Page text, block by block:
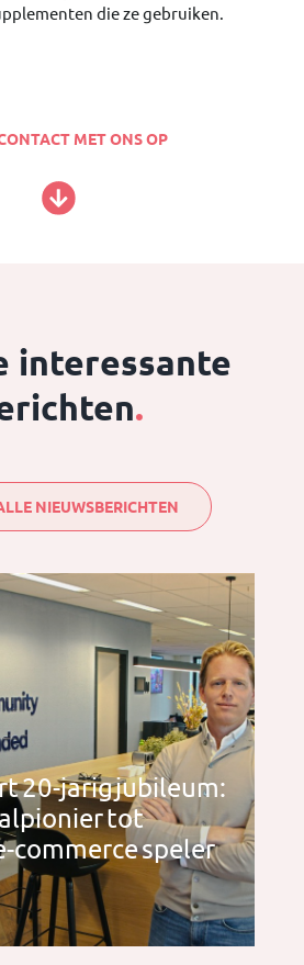
die ze gebruiken.
MET ONS OP
interessante
.
NIEUWSBERICHTEN
20-jarig jubileum:
tot
commerce speler